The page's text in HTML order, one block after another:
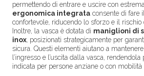
permettendo di entrare e uscire con
ergonomica integrata consente di fare
confortevole, riducendo lo sforzo e il rischio
Inoltre, la vasca è dotata di maniglioni di
inox, posizionati strategicamente per
sicura. Questi elementi aiutano a
l’ingresso e l’uscita dalla vasca,
indicata per persone anziane o con mobilità